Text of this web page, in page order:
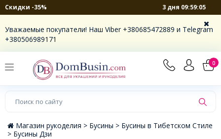
Скидки -35% 3 дня 09:59:04
Уважаемые покупатели! Наш Viber +380685472889 и Telegram
+380506989171
0
Магазин рукоделия > Бусины > Бусины в Тибетском Стиле
> Бусины Дзи